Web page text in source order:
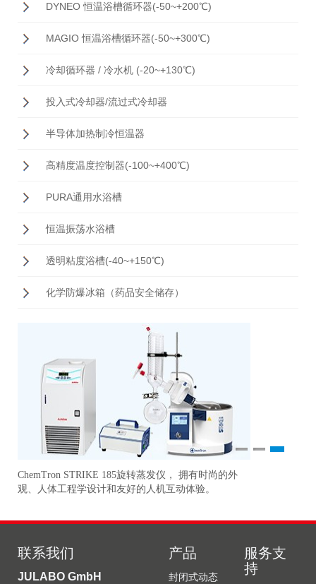
DYNEO 恒温浴槽循环器(-50~+200℃)
MAGIO 恒温浴槽循环器(-50~+300℃)
冷却循环器 / 冷水机 (-20~+130℃)
投入式冷却器/流过式冷却器
半导体加热制冷恒温器
高精度温度控制器(-100~+400℃)
PURA通用水浴槽
恒温振荡水浴槽
透明粘度浴槽(-40~+150℃)
化学防爆冰箱（药品安全储存）
ChemTron STRIKE 185旋转蒸发仪， 拥有时尚的外
观、人体工程学设计和友好的人机互动体验。
1 2
联系我们
JULABO GmbH
产品
封闭式动态
服务支
持